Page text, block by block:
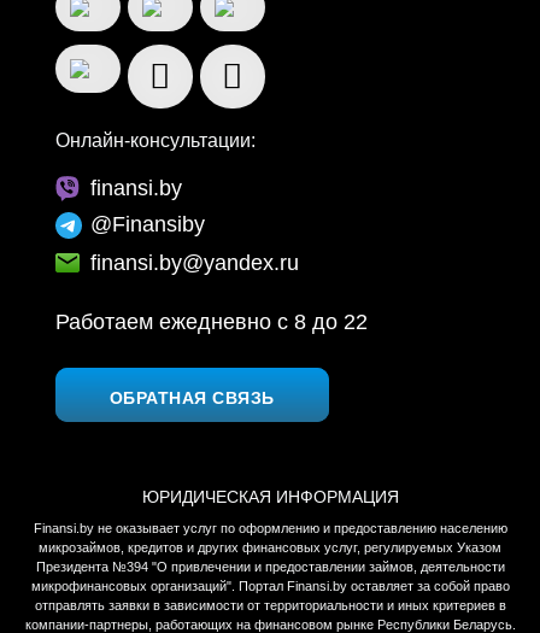
Онлайн-консультации:
finansi.by
@Finansiby
finansi.by@yandex.ru
Работаем ежедневно c 8 до 22
ОБРАТНАЯ СВЯЗЬ
ЮРИДИЧЕСКАЯ ИНФОРМАЦИЯ
Finansi.by не оказывает услуг по оформлению и предоставлению населению
микрозаймов, кредитов и других финансовых услуг, регулируемых Указом
Президента №394 "О привлечении и предоставлении займов, деятельности
микрофинансовых организаций". Портал Finansi.by оставляет за собой право
отправлять заявки в зависимости от территориальности и иных критериев в
компании-партнеры, работающих на финансовом рынке Республики Беларусь.